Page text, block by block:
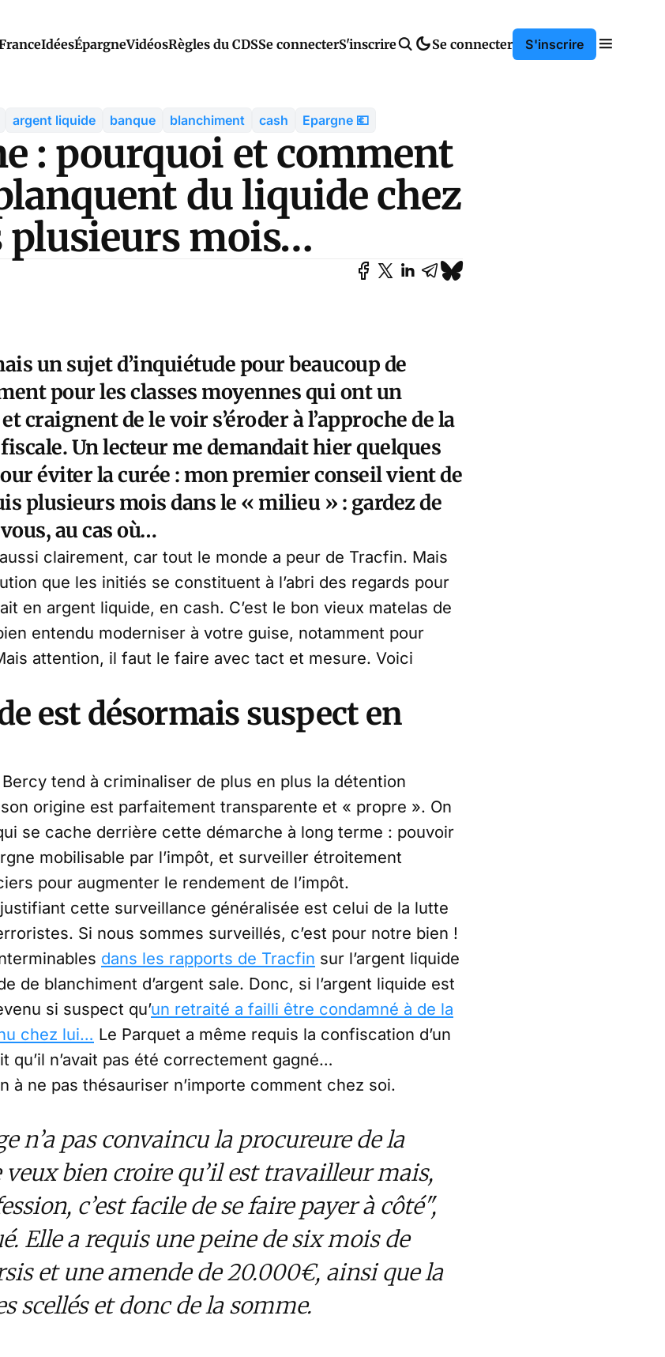
IdéesÉpargneVidéosRègles du CDSSe connecterS'inscrire Se connecter S'inscrire
argent liquide banque blanchiment cash Epargne 💶
: pourquoi et comment
du liquide chez
plusieurs mois…
un sujet d’inquiétude pour beaucoup de
pour les classes moyennes qui ont un
craignent de le voir s’éroder à l’approche de la
Un lecteur me demandait hier quelques
éviter la curée : mon premier conseil vient de
plusieurs mois dans le « milieu » : gardez de
au cas où…
clairement, car tout le monde a peur de Tracfin. Mais
que les initiés se constituent à l’abri des regards pour
en argent liquide, en cash. C’est le bon vieux matelas de
entendu moderniser à votre guise, notamment pour
attention, il faut le faire avec tact et mesure. Voici
est désormais suspect en
tend à criminaliser de plus en plus la détention
origine est parfaitement transparente et « propre ». On
se cache derrière cette démarche à long terme : pouvoir
mobilisable par l’impôt, et surveiller étroitement
pour augmenter le rendement de l’impôt.
cette surveillance généralisée est celui de la lutte
Si nous sommes surveillés, c’est pour notre bien !
dans les rapports de Tracfin sur l’argent liquide
de blanchiment d’argent sale. Donc, si l’argent liquide est
si suspect qu’un retraité a failli être condamné à de la
chez lui… Le Parquet a même requis la confiscation d’un
qu’il n’avait pas été correctement gagné…
à ne pas thésauriser n’importe comment chez soi.
n’a pas convaincu la procureure de la
veux bien croire qu’il est travailleur mais,
c’est facile de se faire payer à côté",
Elle a requis une peine de six mois de
et une amende de 20.000€, ainsi que la
scellés et donc de la somme.